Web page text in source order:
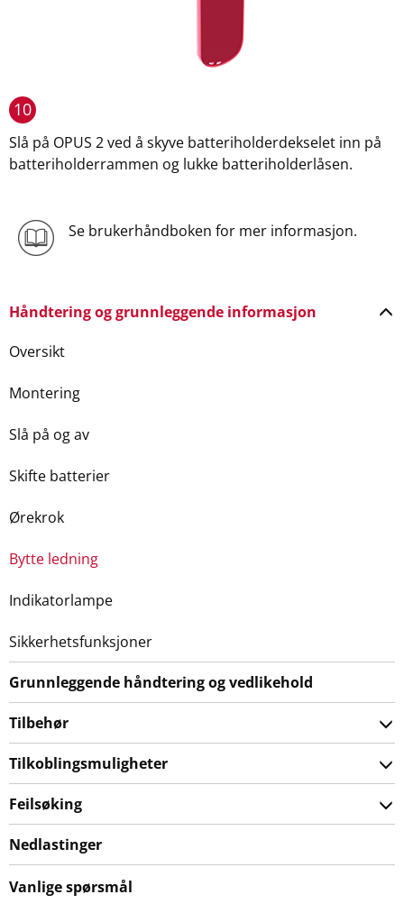
10
Slå på OPUS 2 ved å skyve batteriholderdekselet inn på
batteriholderrammen og lukke batteriholderlåsen.
Se brukerhåndboken for mer informasjon.
Håndtering og grunnleggende informasjon
Oversikt
Montering
Slå på og av
Skifte batterier
Ørekrok
Bytte ledning
Indikatorlampe
Sikkerhetsfunksjoner
Grunnleggende håndtering og vedlikehold
Tilbehør
Tilkoblingsmuligheter
Feilsøking
Nedlastinger
Vanlige spørsmål